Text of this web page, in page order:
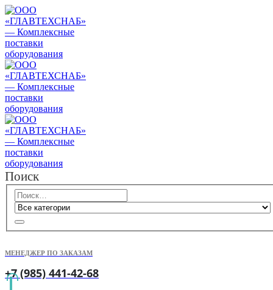
Поиск
МЕНЕДЖЕР ПО ЗАКАЗАМ
+7 (985) 441-42-68